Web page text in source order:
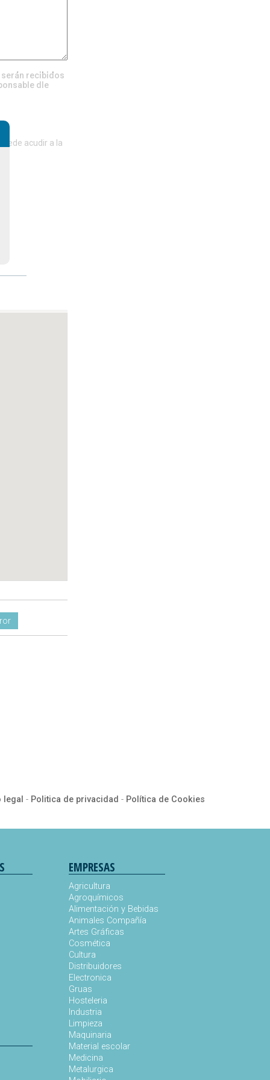
recibidos
dle
acudir a la
legal - Politica de privacidad - Política de Cookies
EMPRESAS
Agricultura
Agroquímicos
Alimentación y Bebidas
Animales Compañía
Artes Gráficas
Cosmética
Cultura
Distribuidores
Electronica
Gruas
Hosteleria
Industria
Limpieza
Maquinaria
Material escolar
Medicina
Metalurgica